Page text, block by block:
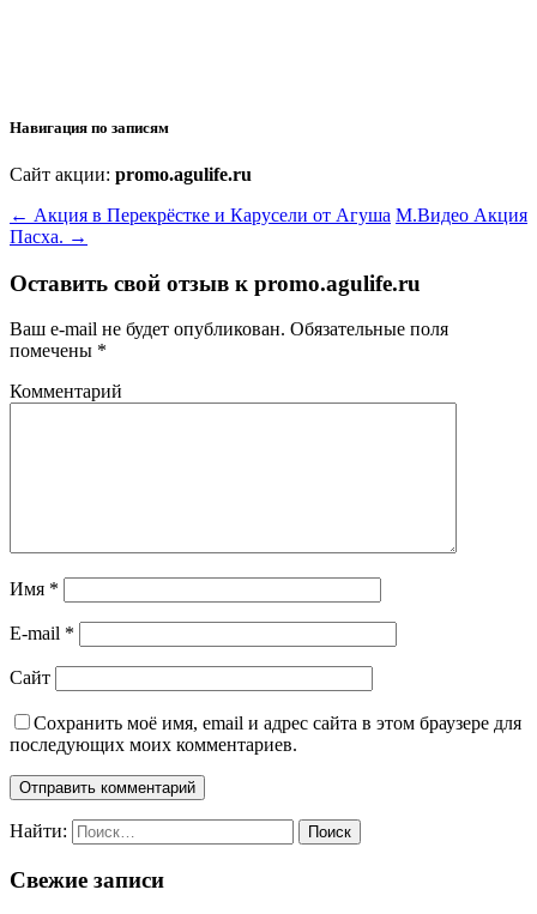
Навигация по записям
Сайт акции: promo.agulife.ru
← Акция в Перекрёстке и Карусели от Агуша М.Видео Акция
Пасха. →
Оставить свой отзыв к promo.agulife.ru
Ваш e-mail не будет опубликован. Обязательные поля
помечены *
Комментарий
Имя *
E-mail *
Сайт
Сохранить моё имя, email и адрес сайта в этом браузере для
последующих моих комментариев.
Найти:
Свежие записи